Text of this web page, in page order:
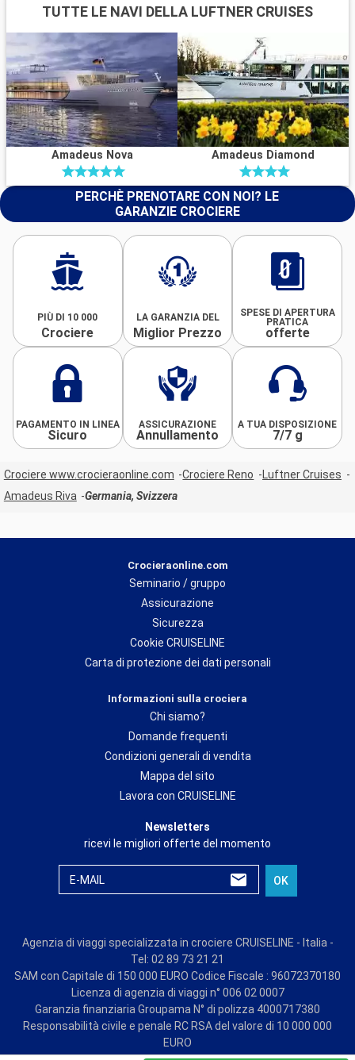
TUTTE LE NAVI DELLA LUFTNER CRUISES
Amadeus Nova Amadeus Diamond
PERCHÈ PRENOTARE CON NOI? LE
GARANZIE CROCIERE
PIÙ DI 10 000
Crociere
LA GARANZIA DEL
Miglior Prezzo
SPESE DI APERTURA
PRATICA
offerte
PAGAMENTO IN LINEA
Sicuro
ASSICURAZIONE
Annullamento
A TUA DISPOSIZIONE
7/7 g
Crociere www.crocieraonline.com Crociere Reno
Luftner Cruises
Amadeus Riva
Germania, Svizzera
Crocieraonline.com
Seminario / gruppo
Assicurazione
Sicurezza
Cookie CRUISELINE
Carta di protezione dei dati personali
Informazioni sulla crociera
Chi siamo?
Domande frequenti
Condizioni generali di vendita
Mappa del sito
Lavora con CRUISELINE
Newsletters
ricevi le migliori offerte del momento
E-MAIL OK
Agenzia di viaggi specializzata in crociere CRUISELINE - Italia -
Tel: 02 89 73 21 21
SAM con Capitale di 150 000 EURO Codice Fiscale : 96072370180
Licenza di agenzia di viaggi n° 006 02 0007
Garanzia finanziaria Groupama N° di polizza 4000717380
Responsabilità civile e penale RC RSA del valore di 10 000 000
EURO